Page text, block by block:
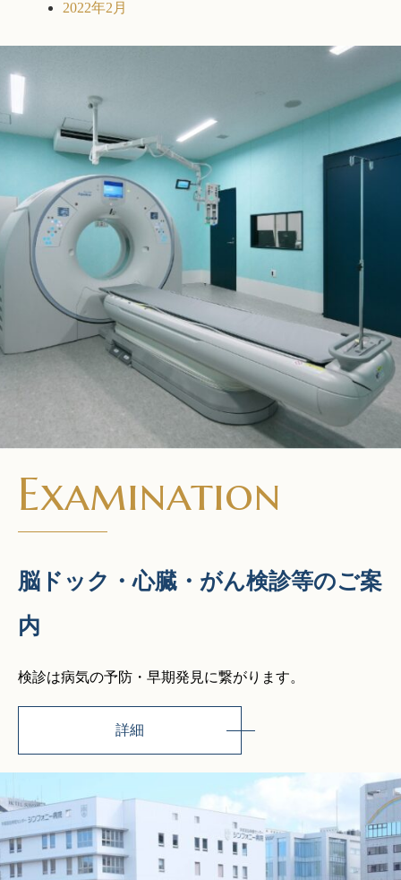
2022年2月
Examination
脳ドック・心臓・がん検診等のご案
内
検診は病気の予防・早期発見に繋がります。
詳細